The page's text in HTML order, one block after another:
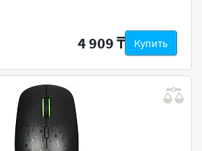
4 909 ₸ Купить